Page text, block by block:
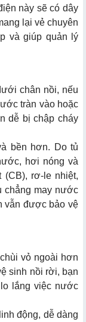
này sẽ có dây
lại vẻ chuyên
và giúp quản lý
chân nồi, nếu
tràn vào hoặc
dễ bị chập cháy
bền hơn. Do tủ
hơi nóng và
(CB), rơ-le nhiệt,
chẳng may nước
vẫn được bảo vệ
vỏ ngoài hơn
sinh nồi rời, bạn
lắng việc nước
động, dễ dàng